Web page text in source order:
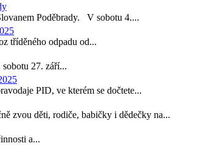
Poděbrady. V sobotu 4....
tříděného odpadu od...
27. září...
PID, ve kterém se dočtete...
zvou děti, rodiče, babičky i dědečky na...
a...